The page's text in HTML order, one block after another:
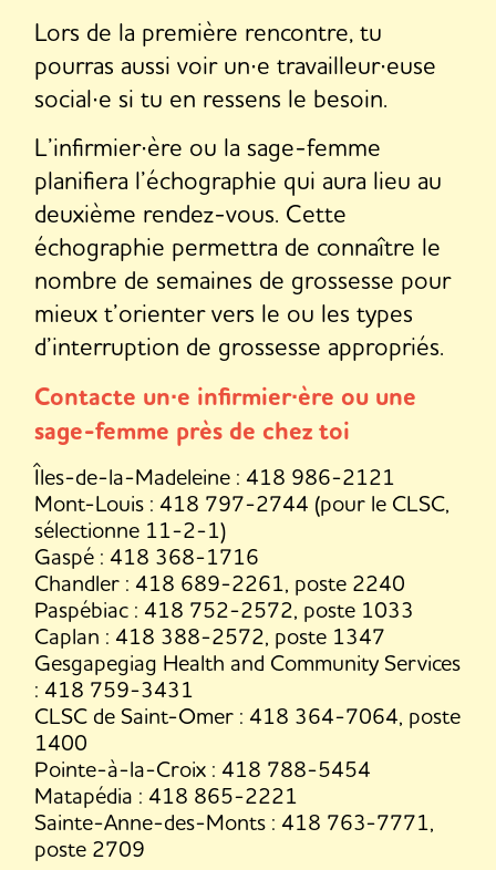
Lors de la première rencontre, tu
pourras aussi voir un∙e travailleur∙euse
social∙e si tu en ressens le besoin.
L’infirmier∙ère ou la sage-femme
planifiera l’échographie qui aura lieu au
deuxième rendez-vous. Cette
échographie permettra de connaître le
nombre de semaines de grossesse pour
mieux t’orienter vers le ou les types
d’interruption de grossesse appropriés.
Contacte un∙e infirmier∙ère ou une
sage-femme près de chez toi
Îles-de-la-Madeleine : 418 986-2121
Mont-Louis : 418 797-2744 (pour le CLSC,
sélectionne 11-2-1)
Gaspé : 418 368-1716
Chandler : 418 689-2261, poste 2240
Paspébiac : 418 752-2572, poste 1033
Caplan : 418 388-2572, poste 1347
Gesgapegiag Health and Community Services
: 418 759-3431
CLSC de Saint-Omer : 418 364-7064, poste
1400
Pointe-à-la-Croix : 418 788-5454
Matapédia : 418 865-2221
Sainte-Anne-des-Monts : 418 763-7771,
poste 2709